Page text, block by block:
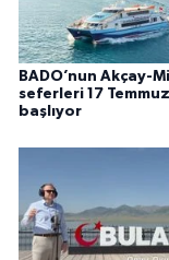
BADO’nun Akçay-
seferleri 17
başlıyor